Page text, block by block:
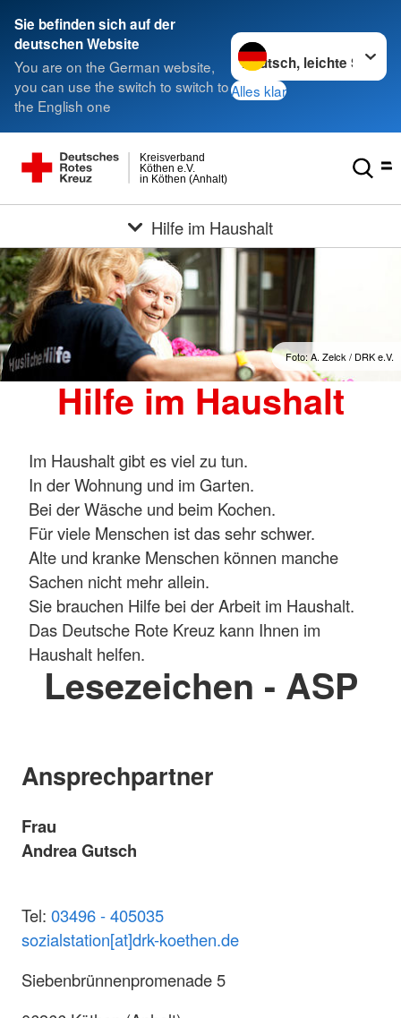
Sie befinden sich auf der
deutschen Website
You are on the German website,
you can use the switch to switch to
the English one
Sprache wechseln zu
Alles klar
in Köthen (Anhalt)
Köthen e.V.
Kreisverband
Hilfe im Haushalt
Foto: A. Zelck / DRK e.V.
Hilfe im Haushalt
Im Haushalt gibt es viel zu tun.
In der Wohnung und im Garten.
Bei der Wäsche und beim Kochen.
Für viele Menschen ist das sehr schwer.
Alte und kranke Menschen können manche
Sachen nicht mehr allein.
Sie brauchen Hilfe bei der Arbeit im Haushalt.
Das Deutsche Rote Kreuz kann Ihnen im
Haushalt helfen.
Lesezeichen - ASP
Ansprechpartner
Frau
Andrea Gutsch
Tel: 03496 - 405035
sozialstation[at]drk-koethen.de
Siebenbrünnenpromenade 5